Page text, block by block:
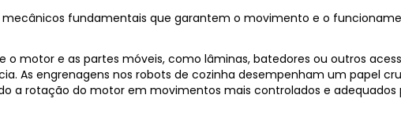
fundamentais que garantem o movimento e o
motor e as partes móveis, como lâminas, batedores ou outros
As engrenagens nos robots de cozinha desempenham um papel
a rotação do motor em movimentos mais controlados e